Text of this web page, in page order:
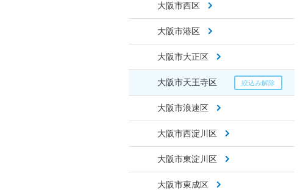
大阪市西区
大阪市港区
大阪市大正区
大阪市天王寺区
大阪市浪速区
大阪市西淀川区
大阪市東淀川区
大阪市東成区